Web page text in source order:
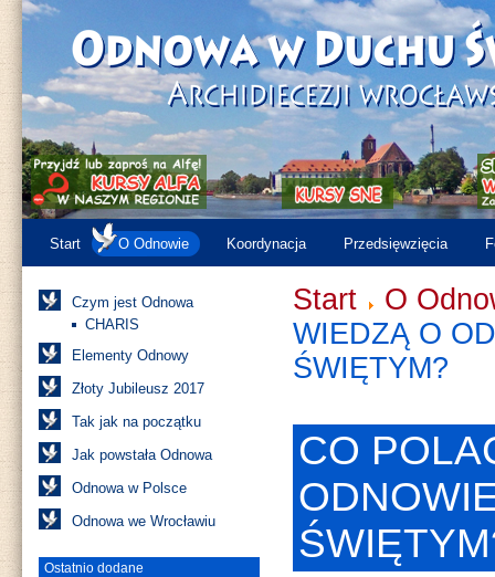
Start O Odnowie Koordynacja Przedsięwzięcia
Czym jest Odnowa
CHARIS
Elementy Odnowy
Złoty Jubileusz 2017
Tak jak na początku
Jak powstała Odnowa
Odnowa w Polsce
Odnowa we Wrocławiu
Ostatnio dodane
Start
O
WIEDZĄ O
ŚWIĘTYM?
CO